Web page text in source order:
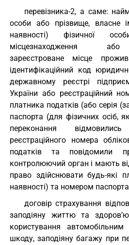
перевізника-2, а саме:
особи або прізвище, власне
наявності) фізичної
місцезнаходження або
зареєстроване місце
ідентифікаційний код
державному реєстрі
України або реєстраційний
платника податків (або серія
паспорта (для фізичних осіб,
переконання
реєстраційного номера
податків та повідомили
контролюючий орган і мають
право здійснювати будь-які
наявності) та номером
договір страхування
заподіяну життю та
користування
шкоду, заподіяну багажу при